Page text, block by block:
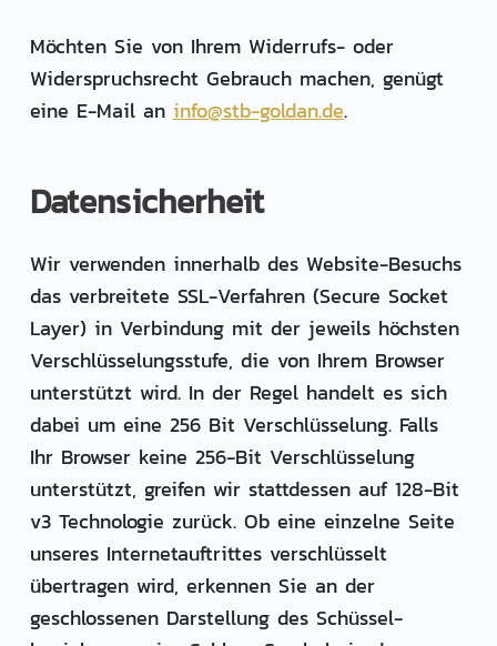
Möchten Sie von Ihrem Widerrufs- oder
Widerspruchsrecht Gebrauch machen, genügt
eine E-Mail an info@stb-goldan.de.
Datensicherheit
Wir verwenden innerhalb des Website-Besuchs
das verbreitete SSL-Verfahren (Secure Socket
Layer) in Verbindung mit der jeweils höchsten
Verschlüsselungsstufe, die von Ihrem Browser
unterstützt wird. In der Regel handelt es sich
dabei um eine 256 Bit Verschlüsselung. Falls
Ihr Browser keine 256-Bit Verschlüsselung
unterstützt, greifen wir stattdessen auf 128-Bit
v3 Technologie zurück. Ob eine einzelne Seite
unseres Internetauftrittes verschlüsselt
übertragen wird, erkennen Sie an der
geschlossenen Darstellung des Schüssel-